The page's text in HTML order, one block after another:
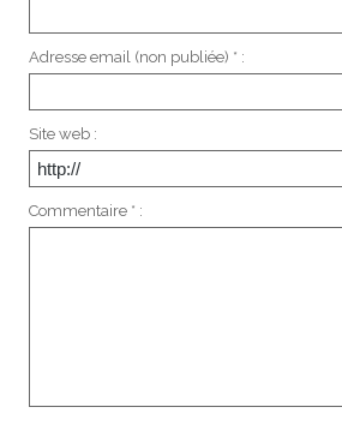
Adresse email (non publiée) * :
Site web :
Commentaire * :